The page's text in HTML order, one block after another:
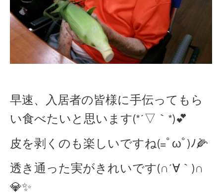
早速、入居者の皆様に手伝ってもら
い食べたいと思います(*´▽｀*)💕
皮を剥くのも楽しいですね(=ﾟωﾟ)ﾉ🌽
透き通った実がきれいです(∩´∀｀)∩
💎✨